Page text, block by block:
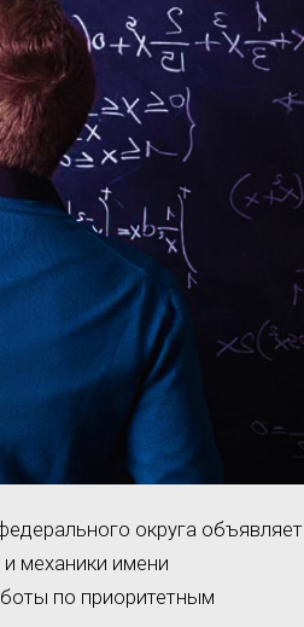
округа объявляет
и механики имени
по приоритетным